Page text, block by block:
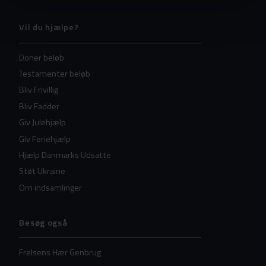
Vil du hjælpe?
Doner beløb
Testamenter beløb
Bliv Frivillig
Bliv Fadder
Giv Julehjælp
Giv Feriehjælp
Hjælp Danmarks Udsatte
Støt Ukraine
Om indsamlinger
Besøg også
Frelsens Hær Genbrug